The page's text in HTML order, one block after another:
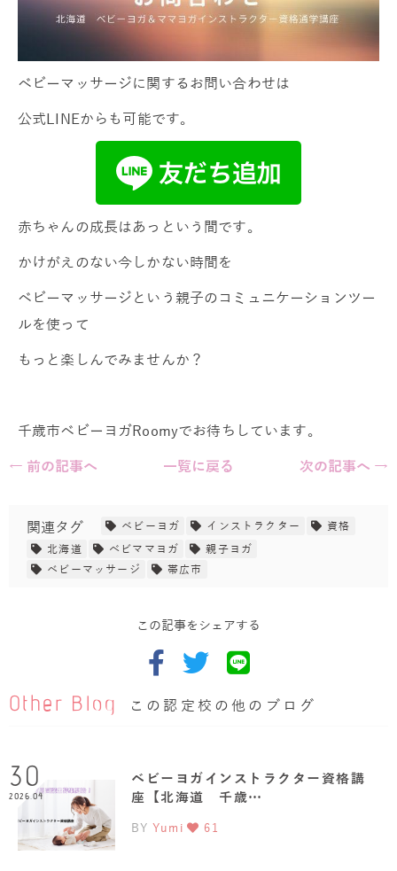
ベビーマッサージに関するお問い合わせは
公式LINEからも可能です。
赤ちゃんの成長はあっという間です。
かけがえのない今しかない時間を
ベビーマッサージという親子のコミュニケーションツー
ルを使って
もっと楽しんでみませんか？
千歳市ベビーヨガRoomyでお待ちしています。
← 前の記事へ
一覧に戻る 次の記事へ →
関連タグ ベビーヨガ インストラクター
資格
北海道
べビママヨガ
親子ヨガ
ベビーマッサージ
帯広市
この記事をシェアする
Other Blog この認定校の他のブログ
30
2026.04
ベビーヨガインストラクター資格講
座【北海道 千歳…
BY Yumi 61